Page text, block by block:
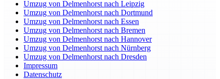
Umzug von Delmenhorst nach Leipzig
Umzug von Delmenhorst nach Dortmund
Umzug von Delmenhorst nach Essen
Umzug von Delmenhorst nach Bremen
Umzug von Delmenhorst nach Hannover
Umzug von Delmenhorst nach Nürnberg
Umzug von Delmenhorst nach Dresden
Impressum
Datenschutz